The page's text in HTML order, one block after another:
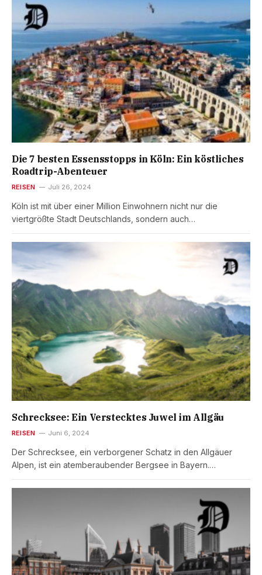
Die 7 besten Essensstopps in Köln: Ein köstliches
Roadtrip-Abenteuer
REISEN Juli 26, 2024
Köln ist mit über einer Million Einwohnern nicht nur die
viertgrößte Stadt Deutschlands, sondern auch…
Schrecksee: Ein Verstecktes Juwel im Allgäu
REISEN Juni 6, 2024
Der Schrecksee, ein verborgener Schatz in den Allgäuer
Alpen, ist ein atemberaubender Bergsee in Bayern.…